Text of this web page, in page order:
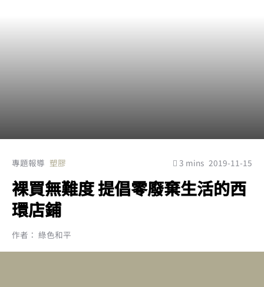
專題報導 塑膠 3 mins 2019-11-15
裸買無難度 提倡零廢棄生活的西
環店鋪
作者： 綠色和平